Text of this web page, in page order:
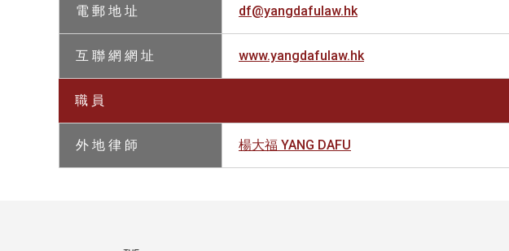
電 郵 地 址 df@yangdafulaw.hk
互 聯 網 網 址 www.yangdafulaw.hk
職 員
外 地 律 師 楊大福 YANG DAFU